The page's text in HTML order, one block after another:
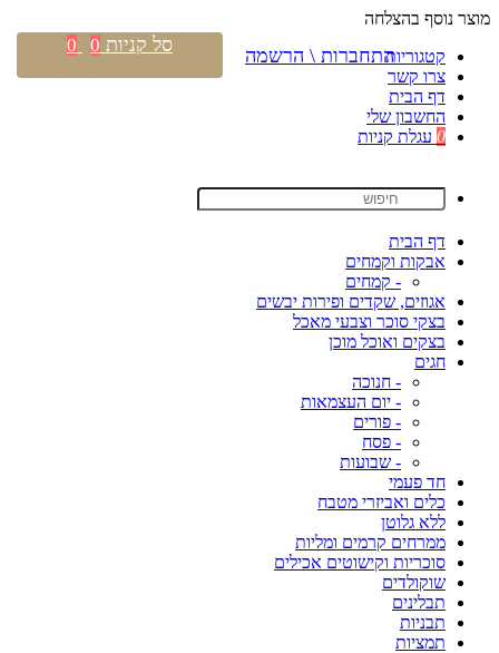
מוצר נוסף בהצלחה
קטגוריות
צרו קשר
דף הבית
החשבון שלי
0 עגלת קניות
דף הבית
אבקות וקמחים
- קמחים
אגוזים, שקדים ופירות יבשים
בצקי סוכר וצבעי מאכל
בצקים ואוכל מוכן
חגים
- חנוכה
- יום העצמאות
- פורים
- פסח
- שבועות
חד פעמי
כלים ואביזרי מטבח
ללא גלוטן
ממרחים קרמים ומליות
סוכריות וקישוטים אכילים
שוקולדים
תבלינים
תבניות
תמציות
התחברות \ הרשמה סל קניות 0
0